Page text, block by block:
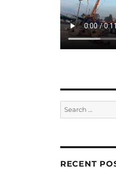
Search
for:
RECENT